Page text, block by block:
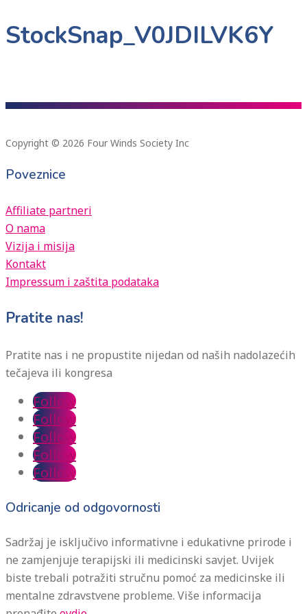
StockSnap_V0JDILVK6Y
Copyright © 2026 Four Winds Society Inc
Poveznice
Affiliate partneri
O nama
Vizija i misija
Kontakt
Impressum i zaštita podataka
Pratite nas!
Pratite nas i ne propustite nijedan od naših nadolazećih
tečajeva ili kongresa
Follow
Follow
Follow
Follow
Follow
Odricanje od odgovornosti
Sadržaj je isključivo informativne i edukativne prirode i
ne zamjenjuje terapijski ili medicinski savjet. Uvijek
biste trebali potražiti stručnu pomoć za medicinske ili
mentalne zdravstvene probleme. Više informacija